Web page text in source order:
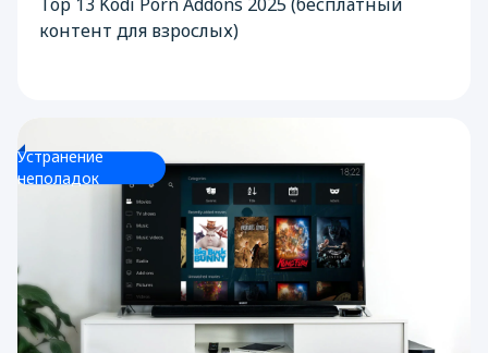
контент для взрослых)
Устранение
неполадок